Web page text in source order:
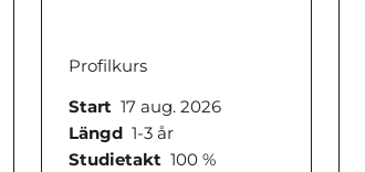
Profilkurs
Start 17 aug. 2026
Längd 1-3 år
Studietakt 100 %